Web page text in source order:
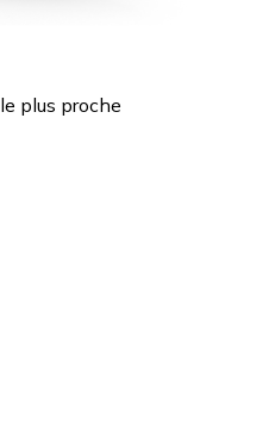
plus proche